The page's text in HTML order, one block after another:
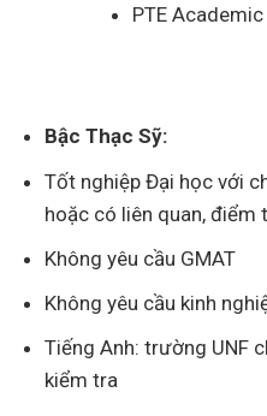
PTE
Bậc Thạc Sỹ:
Tốt nghiệp Đại học với
hoặc có liên quan, điểm
Không yêu cầu GMAT
Không yêu cầu kinh
Tiếng Anh: trường UNF
kiểm tra